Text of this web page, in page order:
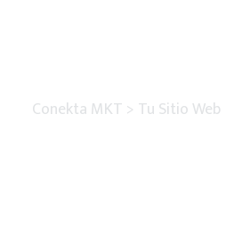
Conekta MKT > Tu Sitio Web